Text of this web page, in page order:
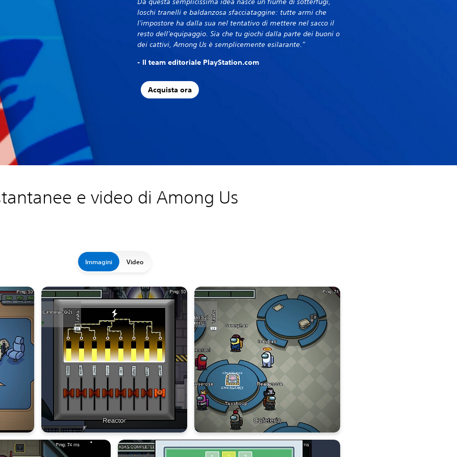
loschi tranelli e baldanzosa sfacciataggine: tutte armi che
l'impostore ha dalla sua nel tentativo di mettere nel sacco il
resto dell'equipaggio. Sia che tu giochi dalla parte dei buoni o
dei cattivi, Among Us è semplicemente esilarante."
- Il team editoriale PlayStation.com
Acquista ora
e video di Among Us
Immagini Video